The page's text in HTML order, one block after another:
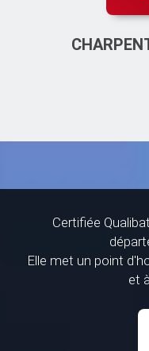
Certifiée
Elle met un point
et